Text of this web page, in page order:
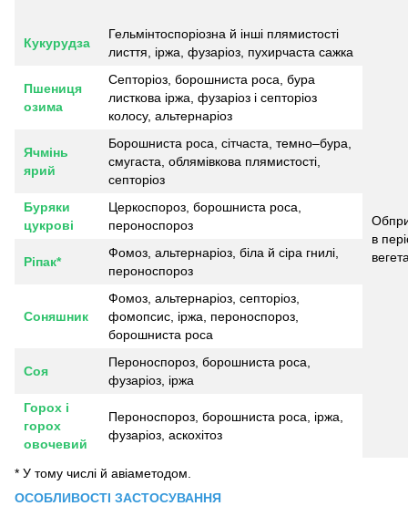
Кукурудза
Гельмінтоспоріозна й інші плямистості
лисття, іржа, фузаріоз, пухирчаста сажка
в
Пшениця
озима
Септоріоз, борошниста роса, бура
листкова іржа, фузаріоз і септоріоз
колосу, альтернаріоз
Ячмінь
ярий
Борошниста роса, сітчаста, темно–бура,
смугаста, облямівкова плямистості,
септоріоз
Буряки
цукрові
Церкоспороз, борошниста роса,
пероноспороз
Ріпак*
Фомоз, альтернаріоз, біла й сіра гнилі,
пероноспороз
Соняшник
Фомоз, альтернаріоз, септоріоз,
фомопсис, іржа, пероноспороз,
борошниста роса
Соя
Пероноспороз, борошниста роса,
фузаріоз, іржа
Горох і
горох
овочевий
Пероноспороз, борошниста роса, іржа,
фузаріоз, аскохітоз
* У тому числі й авіаметодом.
ОСОБЛИВОСТІ ЗАСТОСУВАННЯ